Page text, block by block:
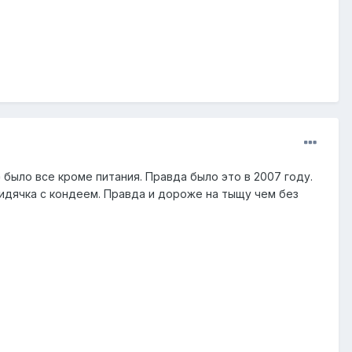
все кроме питания. Правда было это в 2007 году.
с кондеем. Правда и дороже на тыщу чем без